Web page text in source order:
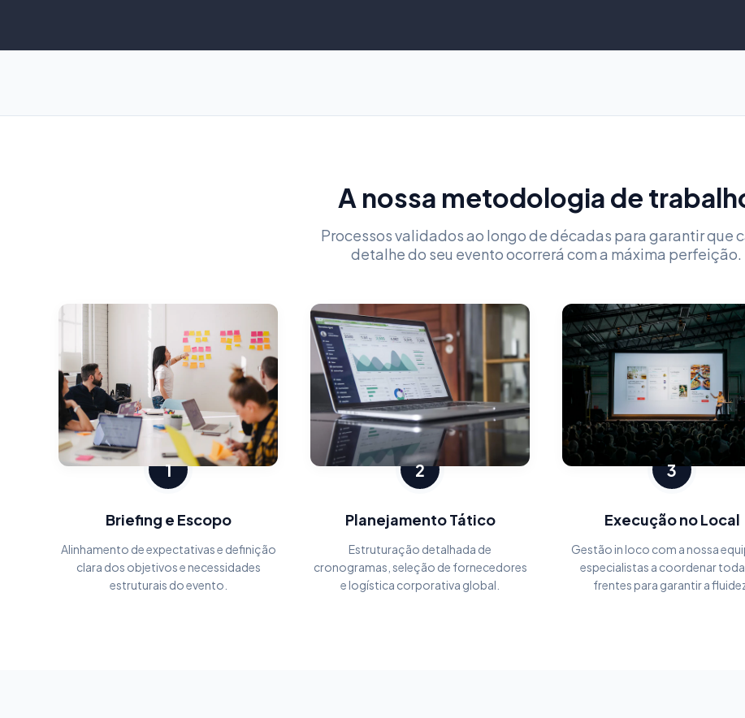
A nossa metodologia de
Processos validados ao longo de décadas para garantir que
detalhe do seu evento ocorrerá com a máxima perfeição.
1
Briefing e Escopo
Alinhamento de expectativas e definição
clara dos objetivos e necessidades
estruturais do evento.
2
Planejamento Tático
Estruturação detalhada de
cronogramas, seleção de fornecedores
e logística corporativa global.
3
Execução no Local
Gestão in loco com a nossa
especialistas a coordenar
frentes para garantir a